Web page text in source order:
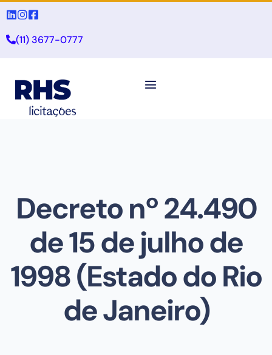
(11) 3677-0777
Decreto nº 24.490
de 15 de julho de
1998 (Estado do Rio
de Janeiro)